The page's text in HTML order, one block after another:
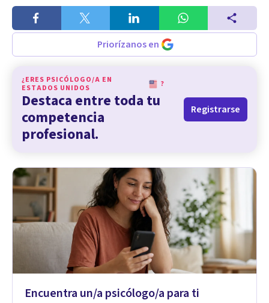
Priorízanos en
¿ERES PSICÓLOGO/A EN
ESTADOS UNIDOS
?
Destaca entre toda tu
competencia
profesional.
Registrarse
Encuentra un/a psicólogo/a para ti